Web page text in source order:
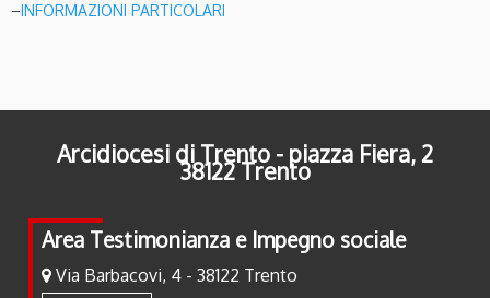
–INFORMAZIONI PARTICOLARI
Arcidiocesi di Trento - piazza Fiera, 2
38122 Trento
Area Testimonianza e Impegno sociale
Via Barbacovi, 4 - 38122 Trento